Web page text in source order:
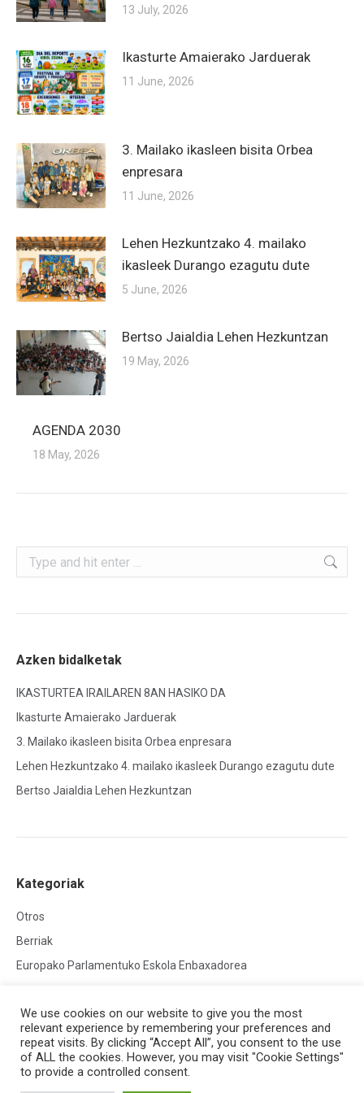
13 July, 2026
Ikasturte Amaierako Jarduerak
11 June, 2026
3. Mailako ikasleen bisita Orbea
enpresara
11 June, 2026
Lehen Hezkuntzako 4. mailako
ikasleek Durango ezagutu dute
5 June, 2026
Bertso Jaialdia Lehen Hezkuntzan
19 May, 2026
AGENDA 2030
18 May, 2026
Search:
Azken bidalketak
IKASTURTEA IRAILAREN 8AN HASIKO DA
Ikasturte Amaierako Jarduerak
3. Mailako ikasleen bisita Orbea enpresara
Lehen Hezkuntzako 4. mailako ikasleek Durango ezagutu dute
Bertso Jaialdia Lehen Hezkuntzan
Kategoriak
Otros
Berriak
Europako Parlamentuko Eskola Enbaxadorea
We use cookies on our website to give you the most
relevant experience by remembering your preferences and
repeat visits. By clicking “Accept All”, you consent to the use
of ALL the cookies. However, you may visit "Cookie Settings"
to provide a controlled consent.